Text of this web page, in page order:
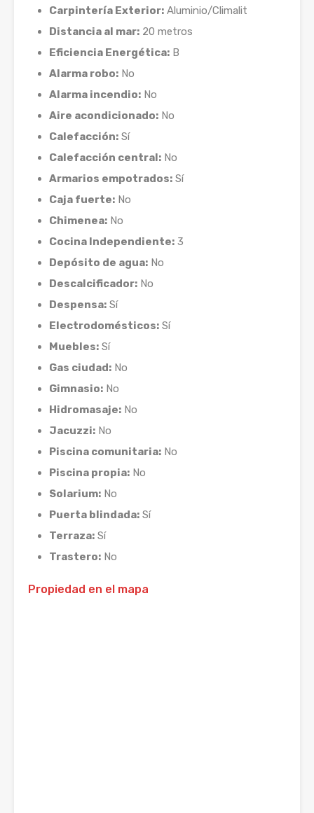
Carpintería Exterior: Aluminio/Climalit
Distancia al mar: 20 metros
Eficiencia Energética: B
Alarma robo: No
Alarma incendio: No
Aire acondicionado: No
Calefacción: Sí
Calefacción central: No
Armarios empotrados: Sí
Caja fuerte: No
Chimenea: No
Cocina Independiente: 3
Depósito de agua: No
Descalcificador: No
Despensa: Sí
Electrodomésticos: Sí
Muebles: Sí
Gas ciudad: No
Gimnasio: No
Hidromasaje: No
Jacuzzi: No
Piscina comunitaria: No
Piscina propia: No
Solarium: No
Puerta blindada: Sí
Terraza: Sí
Trastero: No
Propiedad en el mapa